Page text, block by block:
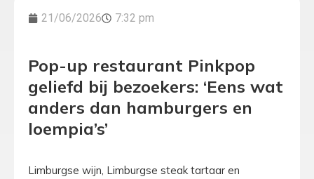
21/06/2026 7:32 pm
Pop-up restaurant Pinkpop
geliefd bij bezoekers: ‘Eens wat
anders dan hamburgers en
loempia’s’
Limburgse wijn, Limburgse steak tartaar en